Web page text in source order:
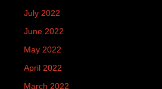
July 2022
June 2022
May 2022
April 2022
March 2022